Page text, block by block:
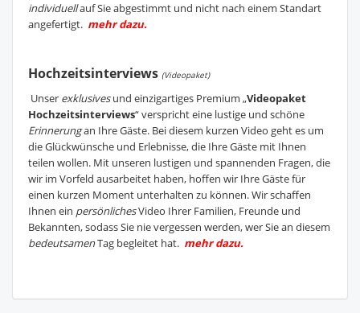
individuellauf Sie abgestimmt und nicht nach einem Standart
angefertigt. mehr dazu.
Hochzeitsinterviews (Videopaket)
Unser exklusivesund einzigartiges Premium „Videopaket
Hochzeitsinterviews“ verspricht eine lustige und schöne
Erinnerungan Ihre Gäste. Bei diesem kurzen Video geht es um
die Glückwünsche und Erlebnisse, die Ihre Gäste mit Ihnen
teilen wollen. Mit unseren lustigen und spannenden Fragen, die
wir im Vorfeld ausarbeitet haben, hoffen wir Ihre Gäste für
einen kurzen Moment unterhalten zu können. Wir schaffen
Ihnen ein persönlichesVideo Ihrer Familien, Freunde und
Bekannten, sodass Sie nie vergessen werden, wer Sie an diesem
bedeutsamenTag begleitet hat. mehr dazu.